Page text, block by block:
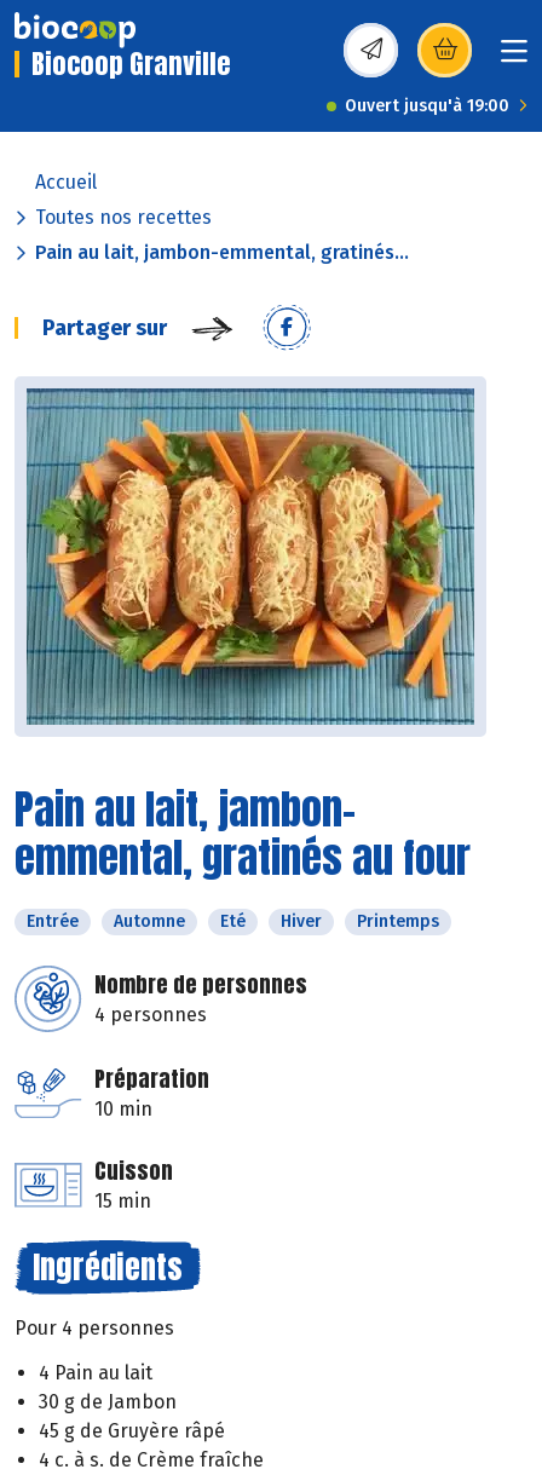
Biocoop Granville (s’ouvre dans une
Ouvert jusqu'à 19:00
Accueil
Toutes nos recettes
Pain au lait, jambon-emmental, gratinés...
Partager sur
Pain au lait, jambon-
emmental, gratinés au four
Entrée Automne Eté Hiver Printemps
Nombre de personnes
4 personnes
Préparation
10 min
Cuisson
15 min
Ingrédients
Pour 4 personnes
4 Pain au lait
30 g de Jambon
45 g de Gruyère râpé
4 c. à s. de Crème fraîche